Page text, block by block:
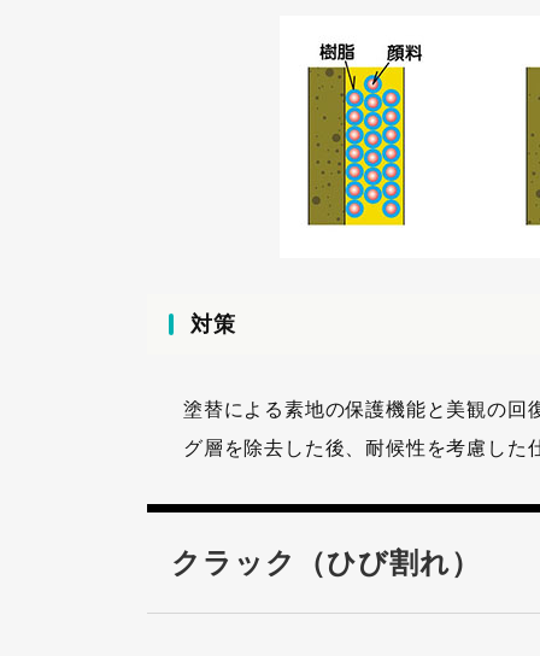
対策
塗替による素地の保護機能と美観の回
グ層を除去した後、耐候性を考慮した
クラック（ひび割れ）